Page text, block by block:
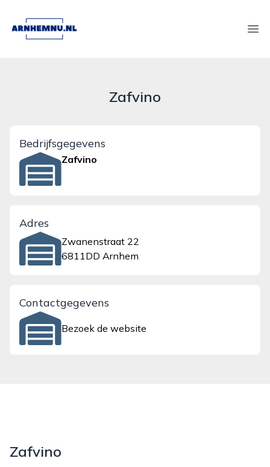
arnhemnu.nl
Zafvino
Bedrijfsgegevens
Zafvino
Adres
Zwanenstraat 22
6811DD Arnhem
Contactgegevens
Bezoek de website
Zafvino